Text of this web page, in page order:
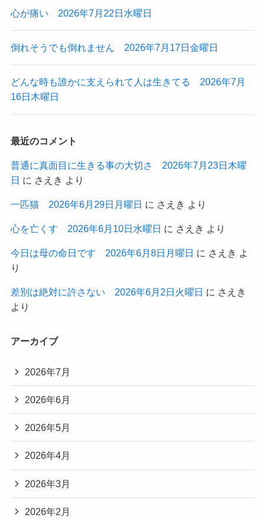
心が痛い 2026年7月22日水曜日
倒れそうでも倒れません 2026年7月17日金曜日
どんな時も誰かに支えられて人は生きてる 2026年7月
16日木曜日
最近のコメント
普通に真面目に生きる事の大切さ 2026年7月23日木曜
日 に さえき より
一匹猫 2026年6月29日月曜日 に さえき より
心を亡くす 2026年6月10日水曜日 に さえき より
今日は母の命日です 2026年6月8日月曜日 に さえき よ
り
差別は絶対に許さない 2026年6月2日火曜日 に さえき
より
アーカイブ
2026年7月
2026年6月
2026年5月
2026年4月
2026年3月
2026年2月